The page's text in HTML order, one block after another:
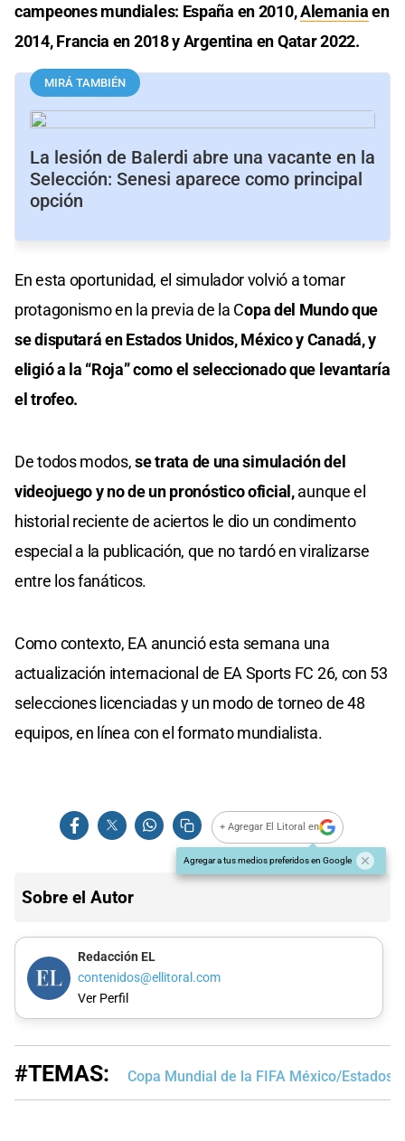
campeones mundiales: España en 2010,Alemaniaen
2014, Francia en 2018 y Argentina en Qatar 2022.
MIRÁ TAMBIÉN
La lesión de Balerdi abre una vacante en la
Selección: Senesi aparece como principal
opción
En esta oportunidad, el simulador volvió a tomar
protagonismo en la previa de la Copa del Mundo que
se disputará en Estados Unidos, México y Canadá, y
eligió a la “Roja” como el seleccionado que levantaría
el trofeo.
De todos modos,se trata de una simulación del
videojuego y no de un pronóstico oficial,aunque el
historial reciente de aciertos le dio un condimento
especial a la publicación, que no tardó en viralizarse
entre los fanáticos.
Como contexto, EA anunció esta semana una
actualización internacional de EA Sports FC 26, con 53
selecciones licenciadas y un modo de torneo de 48
equipos, en línea con el formato mundialista.
+ Agregar El Litoral en
Agregar a tus medios preferidos en Google
Sobre el Autor
Redacción EL
contenidos@ellitoral.com
Ver Perfil
#TEMAS: Copa Mundial de la FIFA México/Estados